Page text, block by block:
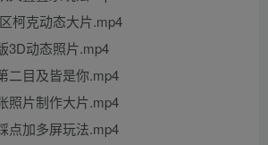
柯克动态大片.mp4
3D动态照片.mp4
二目及皆是你.mp4
照片制作大片.mp4
点加多屏玩法.mp4